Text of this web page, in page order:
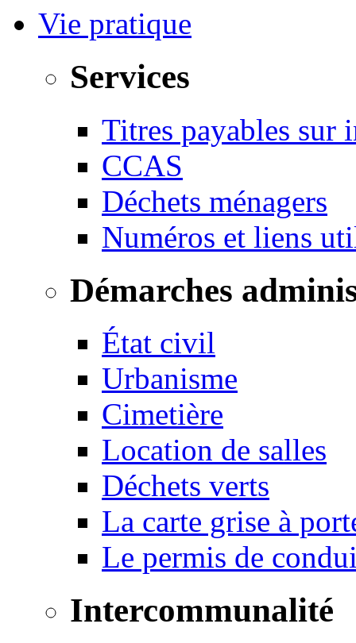
Vie pratique
Services
Titres payables sur
CCAS
Déchets ménagers
Numéros et liens
Démarches
État civil
Urbanisme
Cimetière
Location de salles
Déchets verts
La carte grise à
Le permis de
Intercommunalité